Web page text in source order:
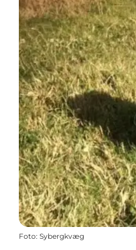
Foto: Sybergkvæg